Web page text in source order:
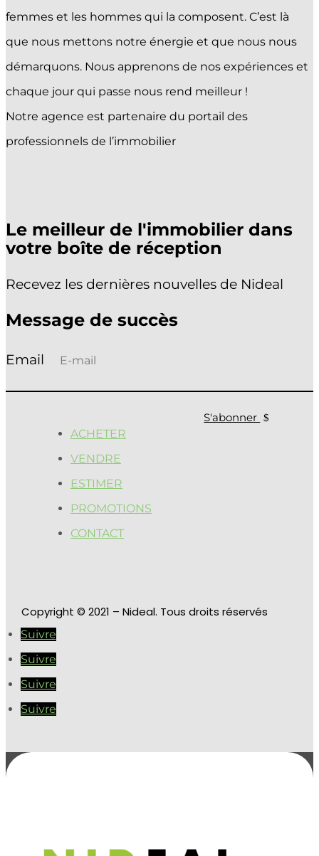
ACHETER
VENDRE
ESTIMER
PROMOTIONS
femmes et les hommes qui la composent. C’est là
que nous mettons notre énergie et que nous nous
démarquons. Nous apprenons de nos expériences et
chaque jour qui passe nous rend meilleur !
Notre agence est partenaire du portail des
professionnels de l’immobilier
Le meilleur de l'immobilier dans
votre boîte de réception
Recevez les dernières nouvelles de Nideal
Message de succès
S'abonner
ACHETER
VENDRE
ESTIMER
PROMOTIONS
CONTACT
Copyright © 2021 – Nideal. Tous droits réservés
Suivre
Suivre
Suivre
Suivre